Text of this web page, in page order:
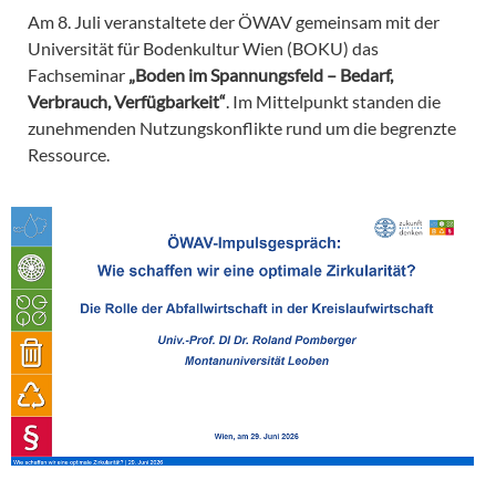
Am 8. Juli veranstaltete der ÖWAV gemeinsam mit der
Universität für Bodenkultur Wien (BOKU) das
Fachseminar „Boden im Spannungsfeld – Bedarf,
Verbrauch, Verfügbarkeit“ . Im Mittelpunkt standen die
zunehmenden Nutzungskonflikte rund um die begrenzte
Ressource.